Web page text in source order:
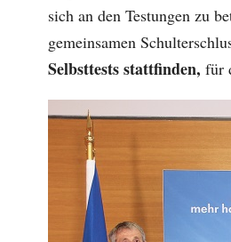
sich an den Testungen zu
gemeinsamen
Selbsttests stattfinden, für